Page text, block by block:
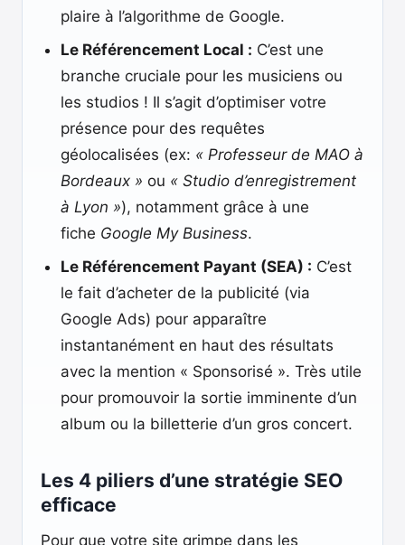
plaire à l’algorithme de Google.
Le Référencement Local : C’est une
branche cruciale pour les musiciens ou
les studios ! Il s’agit d’optimiser votre
présence pour des requêtes
géolocalisées (ex: « Professeur de MAO à
Bordeaux » ou « Studio d’enregistrement
à Lyon »), notamment grâce à une
fiche Google My Business.
Le Référencement Payant (SEA) : C’est
le fait d’acheter de la publicité (via
Google Ads) pour apparaître
instantanément en haut des résultats
avec la mention « Sponsorisé ». Très utile
pour promouvoir la sortie imminente d’un
album ou la billetterie d’un gros concert.
Les 4 piliers d’une stratégie SEO
efficace
Pour que votre site grimpe dans les